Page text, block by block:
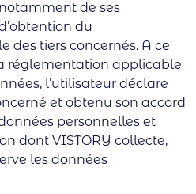
de ses
du
des tiers concernés. A ce
réglementation applicable
l’utilisateur déclare
et obtenu son accord
personnelles et
dont VISTORY collecte,
les données